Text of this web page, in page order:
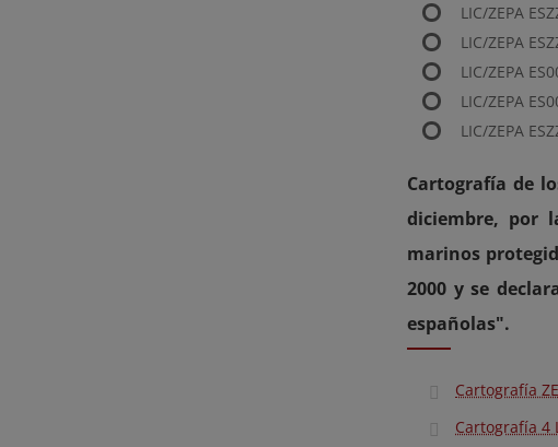
LIC/ZEPA
LIC/ZEPA
LIC/ZEPA
LIC/ZEPA
LIC/ZEPA
Cartografía de
diciembre, por
marinos
2000 y se
españolas".
Cartografía
Cartografía 4